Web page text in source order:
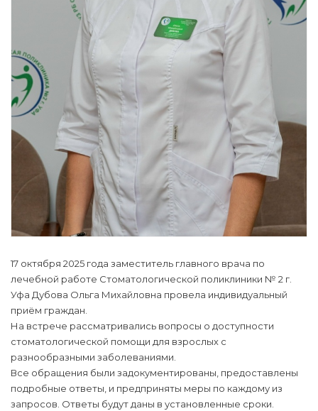
17 октября 2025 года заместитель главного врача по
лечебной работе Стоматологической поликлиники № 2 г.
Уфа Дубова Ольга Михайловна провела индивидуальный
приём граждан.
На встрече рассматривались вопросы о доступности
стоматологической помощи для взрослых с
разнообразными заболеваниями.
Все обращения были задокументированы, предоставлены
подробные ответы, и предприняты меры по каждому из
запросов. Ответы будут даны в установленные сроки.